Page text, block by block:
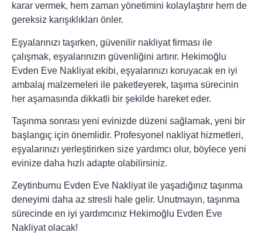
karar vermek, hem zaman yönetimini kolaylaştırır hem de
gereksiz karışıklıkları önler.
Eşyalarınızı taşırken, güvenilir nakliyat firması ile
çalışmak, eşyalarınızın güvenliğini artırır. Hekimoğlu
Evden Eve Nakliyatekibi, eşyalarınızı koruyacak en iyi
ambalaj malzemeleri ile paketleyerek, taşıma sürecinin
her aşamasında dikkatli bir şekilde hareket eder.
Taşınma sonrası yeni evinizde düzeni sağlamak, yeni bir
başlangıç için önemlidir. Profesyonel nakliyat hizmetleri,
eşyalarınızı yerleştirirken size yardımcı olur, böylece yeni
evinize daha hızlı adapte olabilirsiniz.
Zeytinburnu Evden Eve Nakliyatile yaşadığınız taşınma
deneyimi daha az stresli hale gelir. Unutmayın, taşınma
sürecinde en iyi yardımcınız Hekimoğlu Evden Eve
Nakliyatolacak!